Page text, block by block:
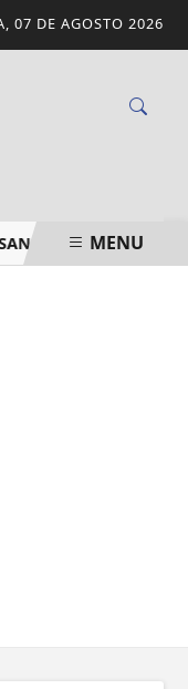
07 DE AGOSTO 2026
TRANSFORMA
MENU